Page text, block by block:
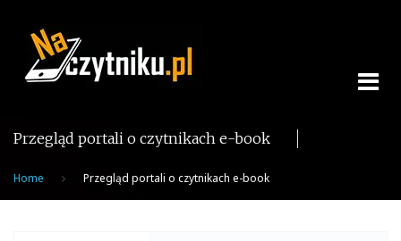
content
Przegląd portali o czytnikach e-book
Home Przegląd portali o czytnikach e-book